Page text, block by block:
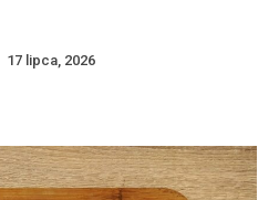
17 lipca, 2026